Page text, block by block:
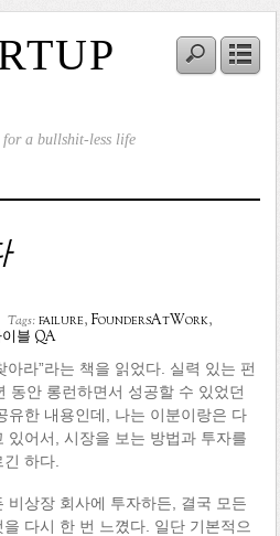
a bullshit-less life
Tags:failure, FoundersAtWork,
블 QA
아라”라는 책을 읽었다. 실력 있는 펀
동안 롱런하면서 성공할 수 있었던
유한 내용인데, 나는 이분이랑은 다
있어서, 시장을 보는 방법과 투자를
하다.
비상장 회사에 투자하든, 결국 모든
다시 한 번 느꼈다. 일단 기본적으